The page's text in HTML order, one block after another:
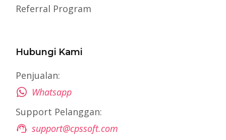
Referral Program
Hubungi Kami
Penjualan:
Whatsapp
Support Pelanggan:
support@cpssoft.com